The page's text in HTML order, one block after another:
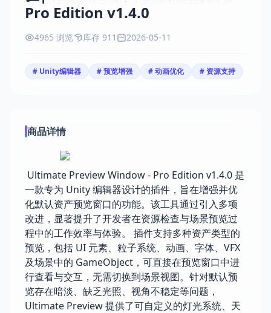
Pro Edition v1.4.0
4965 浏览 库存 911 2026-05-11
# Unity编辑器 # 预览增强 # 动画优化 # 资源支持
商品详情
Ultimate Preview Window - Pro Edition v1.4.0 是
一款专为 Unity 编辑器设计的插件，旨在增强并优
化默认资产预览窗口的功能。该工具通过引入多项
改进，显著提升了开发者在资源检查与场景预览过
程中的工作效率与体验。 插件支持多种资产类型的
预览，包括 UI 元素、粒子系统、动画、字体、VFX
及场景中的 GameObject，可直接在预览窗口中进
行查看与交互，无需切换到场景视图。针对默认预
览存在暗淡、缺乏光照、视角不稳定等问题，
Ultimate Preview 提供了可自定义的灯光系统、天